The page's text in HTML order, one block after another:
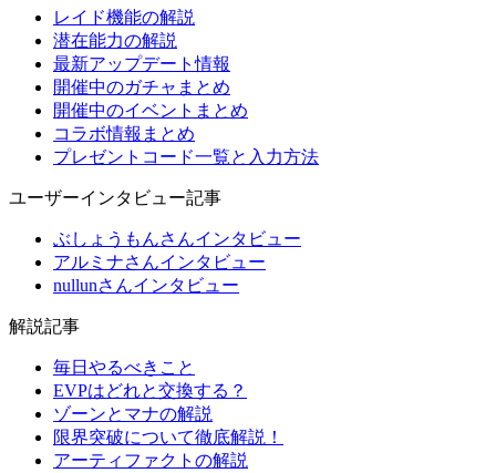
レイド機能の解説
潜在能力の解説
最新アップデート情報
開催中のガチャまとめ
開催中のイベントまとめ
コラボ情報まとめ
プレゼントコード一覧と入力方法
ユーザーインタビュー記事
ぶしょうもんさんインタビュー
アルミナさんインタビュー
nullunさんインタビュー
解説記事
毎日やるべきこと
EVPはどれと交換する？
ゾーンとマナの解説
限界突破について徹底解説！
アーティファクトの解説